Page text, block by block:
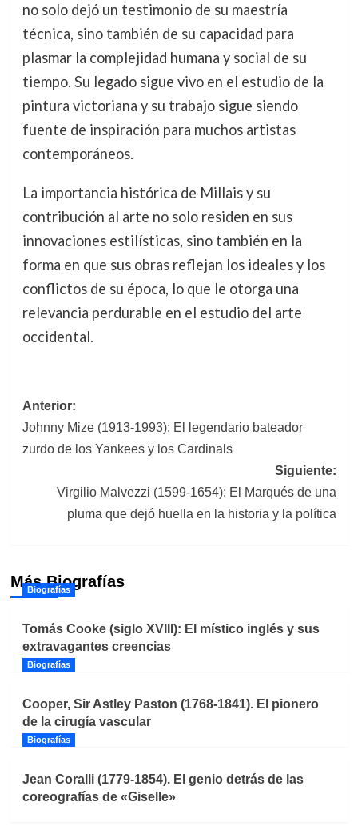
no solo dejó un testimonio de su maestría
técnica, sino también de su capacidad para
plasmar la complejidad humana y social de su
tiempo. Su legado sigue vivo en el estudio de la
pintura victoriana y su trabajo sigue siendo
fuente de inspiración para muchos artistas
contemporáneos.
La importancia histórica de Millais y su
contribución al arte no solo residen en sus
innovaciones estilísticas, sino también en la
forma en que sus obras reflejan los ideales y los
conflictos de su época, lo que le otorga una
relevancia perdurable en el estudio del arte
occidental.
Navegación
de
Anterior:
Johnny Mize (1913-1993): El legendario bateador
zurdo de los Yankees y los Cardinals
Siguiente:
Virgilio Malvezzi (1599-1654): El Marqués de una
pluma que dejó huella en la historia y la política
Más Biografías
Biografías
Tomás Cooke (siglo XVIII): El místico inglés y sus
extravagantes creencias
Biografías
Cooper, Sir Astley Paston (1768-1841). El pionero
de la cirugía vascular
Biografías
Jean Coralli (1779-1854). El genio detrás de las
coreografías de «Giselle»